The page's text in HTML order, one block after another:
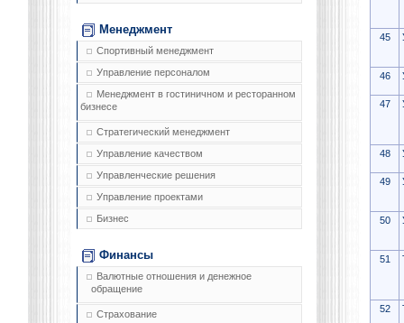
Менеджмент
Спортивный менеджмент
Управление персоналом
Менеджмент в гостиничном и ресторанном
бизнесе
Стратегический менеджмент
Управление качеством
Управленческие решения
Управление проектами
Бизнес
Финансы
Валютные отношения и денежное
обращение
Страхование
45
46
47
48
49
50
51
52